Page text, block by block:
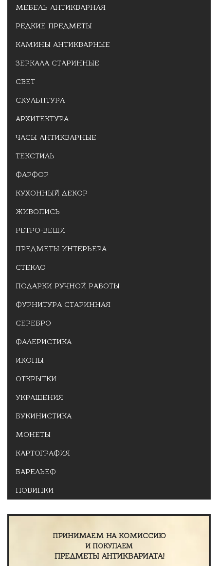
МЕБЕЛЬ АНТИКВАРНАЯ
РЕДКИЕ ПРЕДМЕТЫ
КАМИНЫ АНТИКВАРНЫЕ
ЗЕРКАЛА СТАРИННЫЕ
СВЕТ
СКУЛЬПТУРА
АРХИТЕКТУРА
ЧАСЫ АНТИКВАРНЫЕ
ТЕКСТИЛЬ
ФАРФОР
КУХОННЫЙ ДЕКОР
ЖИВОПИСЬ
РЕТРО-ВЕЩИ
ПРЕДМЕТЫ ИНТЕРЬЕРА
СТЕКЛО
ПОДАРКИ РУЧНОЙ РАБОТЫ
ФУРНИТУРА СТАРИННАЯ
СЕРЕБРО
ФАЛЕРИСТИКА
ИКОНЫ
ОТКРЫТКИ
УКРАШЕНИЯ
БУКИНИСТИКА
МОНЕТЫ
КАРТОГРАФИЯ
БАРЕЛЬЕФ
НОВИНКИ
ПРИНИМАЕМ НА КОМИССИЮ
И ПОКУПАЕМ
ПРЕДМЕТЫ АНТИКВАРИАТА!